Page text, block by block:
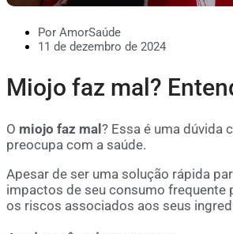
Por AmorSaúde
11 de dezembro de 2024
Miojo faz mal?
O miojo faz mal? Essa é uma dúvida
preocupa com a saúde.
Apesar de ser uma solução rápida
impactos de seu consumo frequente
os riscos associados aos seus